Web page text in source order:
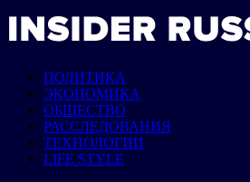
ПОЛИТИКА
ЭКОНОМИКА
ОБЩЕСТВО
РАССЛЕДОВАНИЯ
ТЕХНОЛОГИИ
LIFE STYLE